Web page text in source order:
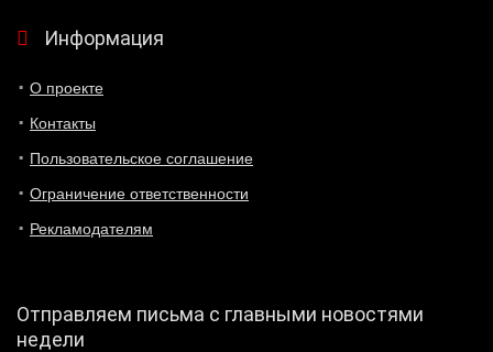
Информация
О проекте
Контакты
Пользовательское соглашение
Ограничение ответственности
Рекламодателям
Отправляем письма с главными новостями
недели